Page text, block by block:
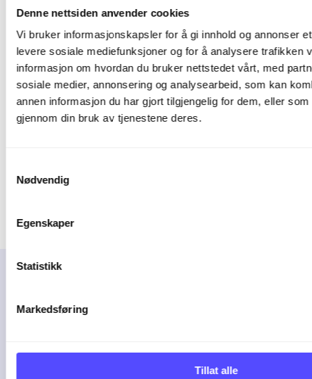
Denne nettsiden anvender cookies
Vi bruker informasjonskapsler for å gi innhold og annonser
levere sosiale mediefunksjoner og for å analysere trafikken
informasjon om hvordan du bruker nettstedet vårt, med
sosiale medier, annonsering og analysearbeid, som kan
annen informasjon du har gjort tilgjengelig for dem, eller
gjennom din bruk av tjenestene deres.
Nødvendig
Egenskaper
Statistikk
Markedsføring
Tillat alle
sin kompetanse, kan CFO-er være rustet til å
møte de stadig skiftende utfordringene i en
digital verden og bidra til å drive virksomheten
fremover.
Book en prat med en av våre
Les videre